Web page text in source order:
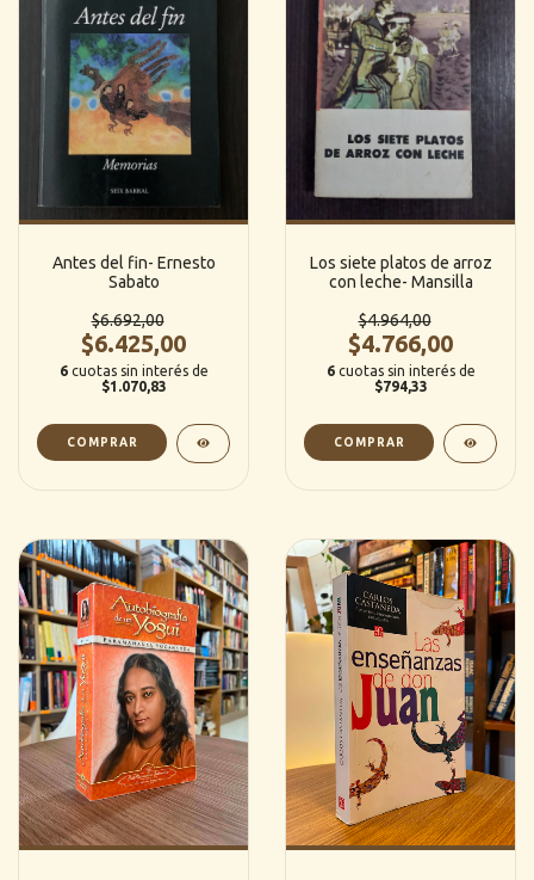
Antes del fin- Ernesto
Sabato
$6.692,00
$6.425,00
6 cuotas sin interés de
$1.070,83
Los siete platos de arroz
con leche- Mansilla
$4.964,00
$4.766,00
6 cuotas sin interés de
$794,33